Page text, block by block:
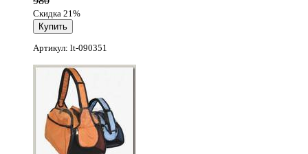
Скидка 21%
Артикул: lt-090351